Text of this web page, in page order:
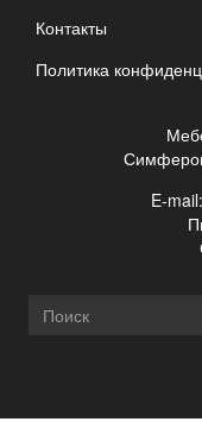
Контакты
Политика
E-